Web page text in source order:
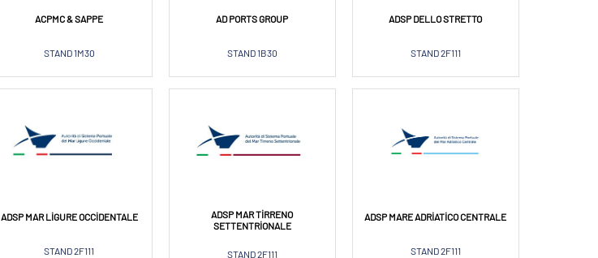
ACPMC & SAPPE
STAND 1M30
AD PORTS GROUP
STAND 1B30
ADSP DELLO STRETTO
STAND 2F111
ADSP MAR LIGURE OCCIDENTALE
STAND 2F111
ADSP MAR TIRRENO
SETTENTRIONALE
STAND 2F111
ADSP MARE ADRIATICO CENTRALE
STAND 2F111